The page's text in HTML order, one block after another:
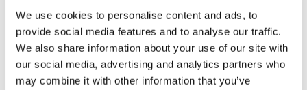
We use cookies to personalise content and ads, to
provide social media features and to analyse our traffic.
We also share information about your use of our site with
our social media, advertising and analytics partners who
may combine it with other information that you’ve
Van Toor is altijd bereikbaar als zijn studenten vragen
hebben: “Als ze er na 3 weken achter komen dat ze het
eigenlijk niet snappen zijn ze 3 weken kwijt. Dat is
jammer.”